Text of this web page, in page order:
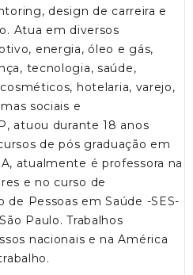
design de carreira e
Atua em diversos
energia, óleo e gás,
tecnologia, saúde,
hotelaria, varejo,
sociais e
atuou durante 18 anos
de pós graduação em
atualmente é professora na
e no curso de
de Pessoas em Saúde -SES-
Paulo. Trabalhos
nacionais e na América